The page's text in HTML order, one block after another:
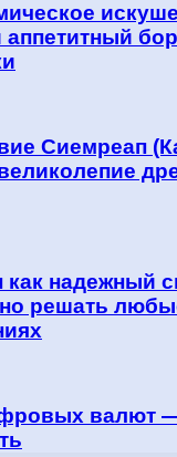
аппетитный
Сиемреап
как надежный
решать
валют